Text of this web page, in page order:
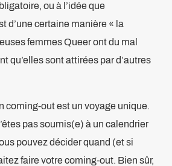
ou à l’idée que
d’une certaine manière « la
femmes Queer ont du mal
qu’elles sont attirées par d’autres
coming-out est un voyage unique.
pas soumis(e) à un calendrier
pouvez décider quand (et si
faire votre coming-out. Bien sûr,